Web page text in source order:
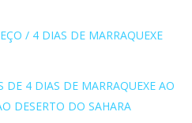
/ 4 DIAS DE MARRAQUEXE
DE 4 DIAS DE MARRAQUEXE AO
DESERTO DO SAHARA